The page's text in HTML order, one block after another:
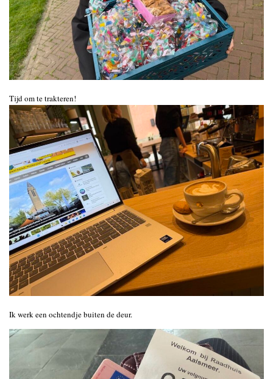
Tijd om te trakteren!
Ik werk een ochtendje buiten de deur.